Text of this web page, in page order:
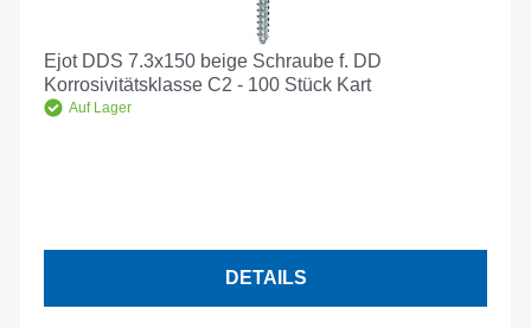
Ejot DDS 7.3x150 beige Schraube f. DD
Korrosivitätsklasse C2 - 100 Stück Kart
Auf Lager
DETAILS